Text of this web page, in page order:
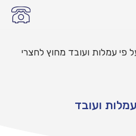
עמלות ועובד מחוץ לחצרי
ועובד